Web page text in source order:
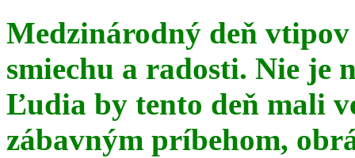
Medzinárodný deň
smiechu a radosti. Nie je
Ľudia by tento deň mali
zábavným príbehom,